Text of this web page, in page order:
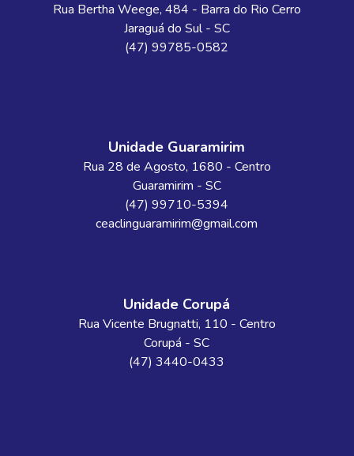
Rua Bertha Weege, 484 - Barra do Rio Cerro
Jaraguá do Sul- SC
(47) 99785-0582
Unidade Guaramirim
Rua 28 de Agosto, 1680 - Centro
Guaramirim - SC
(47) 99710-5394
ceaclinguaramirim@gmail.com
Unidade Corupá
Rua Vicente Brugnatti, 110 - Centro
Corupá -SC
(47) 3440-0433